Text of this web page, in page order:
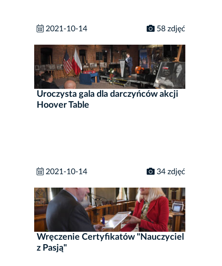
2021-10-14 58 zdjęć
Uroczysta gala dla darczyńców akcji
Hoover Table
2021-10-14 34 zdjęć
Wręczenie Certyfikatów "Nauczyciel
z Pasją"